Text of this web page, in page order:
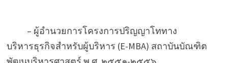
– ผู้อำนวยการโครงการปริญญาโททาง
บริหารธุรกิจสำหรับผู้บริหาร (E-MBA) สถาบันบัณฑิต